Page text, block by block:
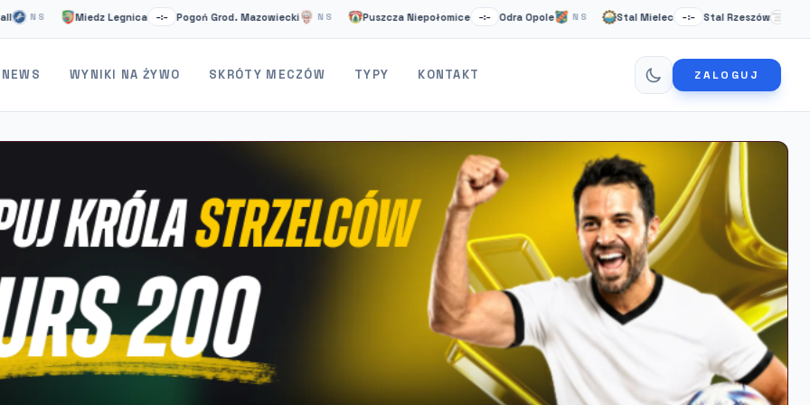
Miedz Legnica –:– Pogoń Grod. Mazowiecki NS Puszcza Niepołomice –:– Odra Opole NS Stal Mielec –:– Stal Rzeszów NS
NEWS WYNIKI NA ŻYWO SKRÓTY MECZÓW TYPY KONTAKT ZALOGUJ